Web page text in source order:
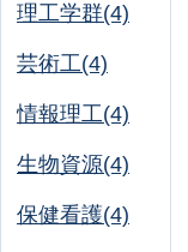
理工学群(4)
芸術工(4)
情報理工(4)
生物資源(4)
保健看護(4)